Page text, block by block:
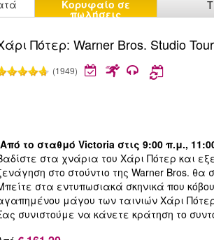
Κορυφαίο σε
πωλήσεις
Πότερ: Warner Bros. Studio
(1949)
Από το σταθμό Victoria στις 9:00 π.μ.,
στα χνάρια του Χάρι Πότερ και
στο στούντιο της Warner Bros.
στα εντυπωσιακά σκηνικά που
μάγου των ταινιών Χάρι
συνιστούμε να κάνετε κράτηση το